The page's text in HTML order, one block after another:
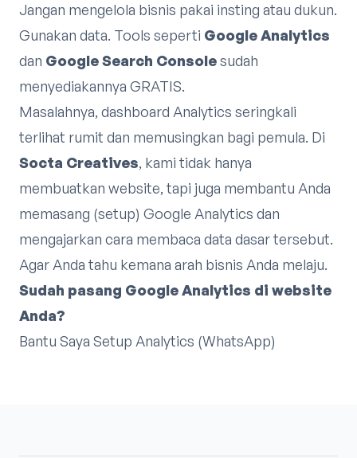
Jangan mengelola bisnis pakai insting atau dukun.
Gunakan data. Tools seperti Google Analytics
dan Google Search Consolesudah
menyediakannya GRATIS.
Masalahnya, dashboard Analytics seringkali
terlihat rumit dan memusingkan bagi pemula. Di
Socta Creatives, kami tidak hanya
membuatkan website, tapi juga membantu Anda
memasang (setup) Google Analytics dan
mengajarkan cara membaca data dasar tersebut.
Agar Anda tahu kemana arah bisnis Anda melaju.
Sudah pasang Google Analytics di website
Anda?
Bantu Saya Setup Analytics (WhatsApp)